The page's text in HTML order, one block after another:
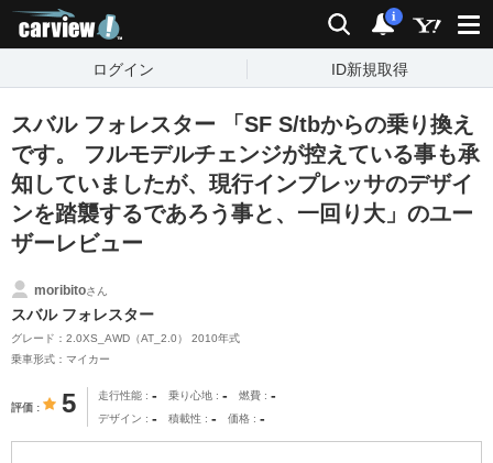
検索 通知
i
ログイン ID新規取得
スバル フォレスター 「SF S/tbからの乗り換え
です。 フルモデルチェンジが控えている事も承
知していましたが、現行インプレッサのデザイ
ンを踏襲するであろう事と、一回り大」のユー
ザーレビュー
moribitoさん
スバル フォレスター
グレード：2.0XS_AWD（AT_2.0） 2010年式
乗車形式：マイカー
評価 5 走行性能 - 乗り心地 - 燃費 -
デザイン - 積載性 - 価格 -